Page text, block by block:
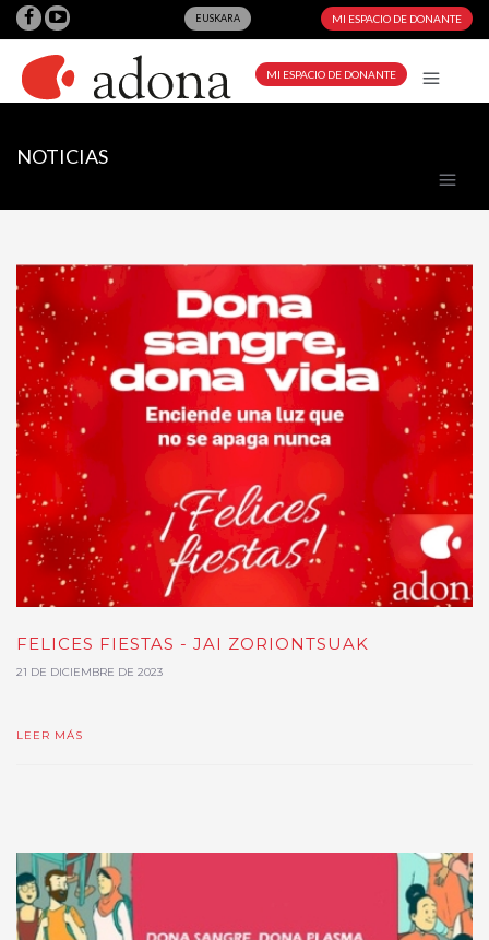
EUSKARA MI ESPACIO DE DONANTE
MI ESPACIO DE DONANTE
NOTICIAS
FELICES FIESTAS - JAI ZORIONTSUAK
21 DE DICIEMBRE DE 2023
LEER MÁS